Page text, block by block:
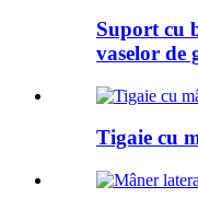
Suport cu
vaselor de
Tigaie cu